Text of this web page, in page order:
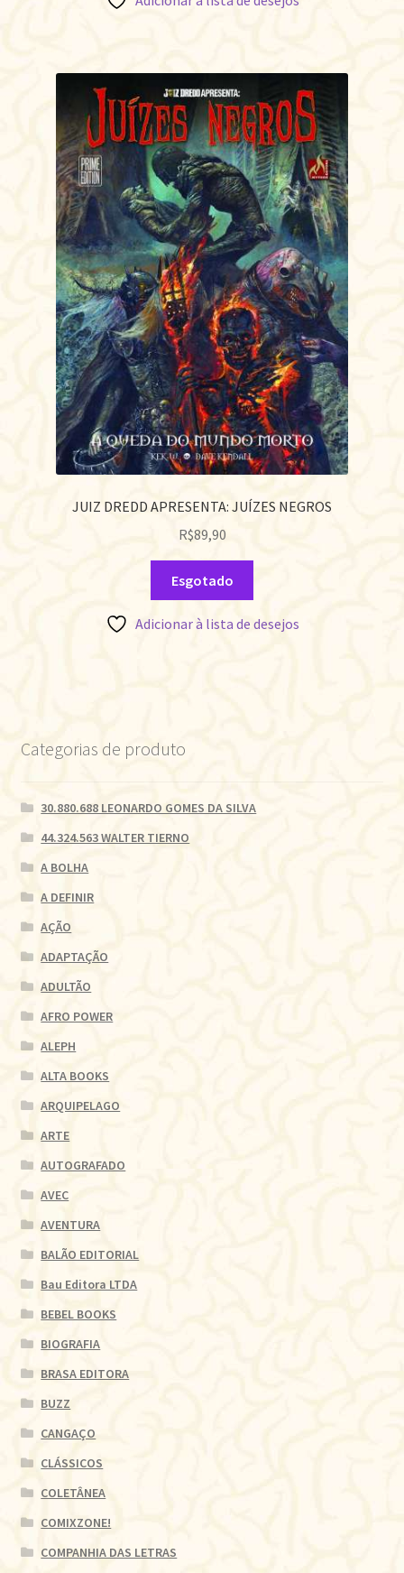
JUIZ DREDD APRESENTA: JUÍZES NEGROS
R$89,90
Esgotado
Adicionar à lista de desejos
Categorias de produto
30.880.688 LEONARDO GOMES DA SILVA
44.324.563 WALTER TIERNO
A BOLHA
A DEFINIR
AÇÃO
ADAPTAÇÃO
ADULTÃO
AFRO POWER
ALEPH
ALTA BOOKS
ARQUIPELAGO
ARTE
AUTOGRAFADO
AVEC
AVENTURA
BALÃO EDITORIAL
Bau Editora LTDA
BEBEL BOOKS
BIOGRAFIA
BRASA EDITORA
BUZZ
CANGAÇO
CLÁSSICOS
COLETÂNEA
COMIXZONE!
COMPANHIA DAS LETRAS